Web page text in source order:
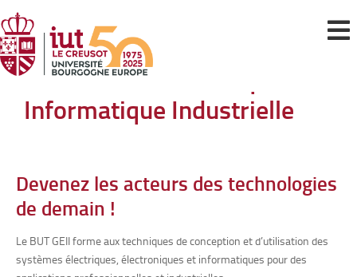
Le BUT Génie Électrique et
Informatique Industrielle
Devenez les acteurs des technologies
de demain !
Le BUT GEII forme aux techniques de conception et d’utilisation des
systèmes électriques, électroniques et informatiques pour des